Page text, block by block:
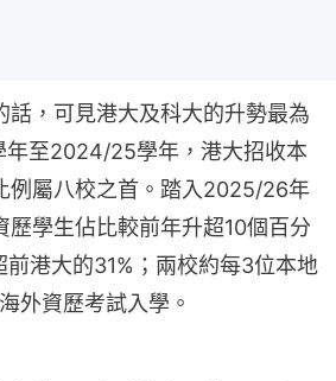
話，可見港大及科大的升勢最為
年至2024/25學年，港大招收本
例屬八校之首。踏入2025/26年
歷學生佔比較前年升超10個百分
港大的31%；兩校約每3位本地
外資歷考試入學。